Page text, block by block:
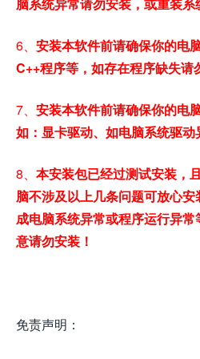
6、 安装本软件前请确保你的电
C++程序等，如存在程序缺失请
7、 安装本软件前请确保你的电
如：显卡驱动、如电脑系统驱动
8、 本安装包已经过测试安装，
脑不涉及以上几条问题可放心
成电脑系统异常或程序运行异
意请勿安装！
免责声明：